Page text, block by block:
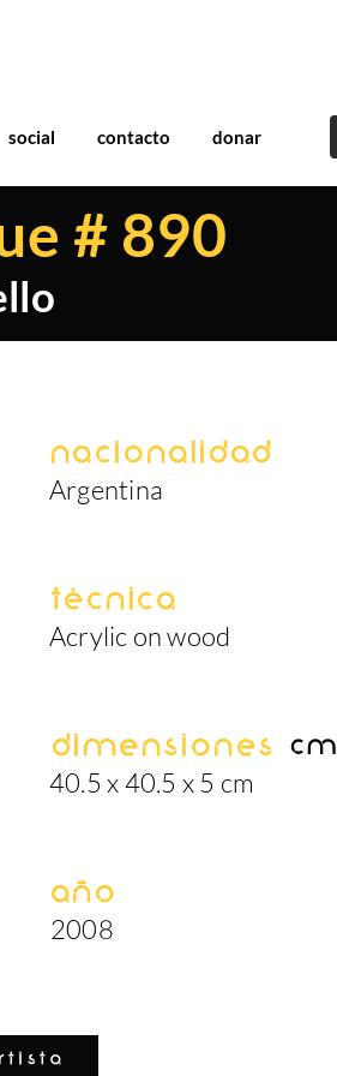
social contacto donar
# 890
Nacionalidad
Argentina
Técnica
Acrylic on wood
Dimensiones cm
40.5 x 40.5 x 5 cm
Año
2008